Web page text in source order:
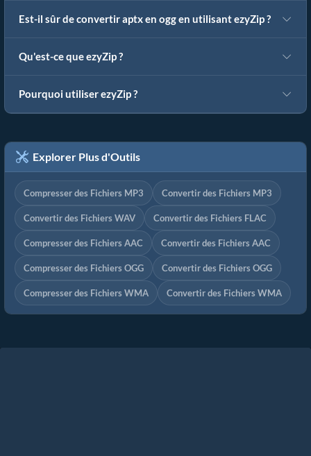
Est-il sûr de convertir aptx en ogg en utilisant ezyZip ?
Qu'est-ce que ezyZip ?
Pourquoi utiliser ezyZip ?
Explorer Plus d'Outils
Compresser des Fichiers MP3 Convertir des Fichiers MP3
Convertir des Fichiers WAV Convertir des Fichiers FLAC
Compresser des Fichiers AAC Convertir des Fichiers AAC
Compresser des Fichiers OGG Convertir des Fichiers OGG
Compresser des Fichiers WMA Convertir des Fichiers WMA